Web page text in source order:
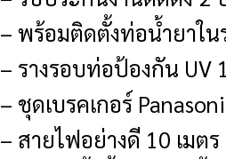
– พร้อมติดตั้งท่อน้ำยาใน
– รางรอบท่อป้องกัน UV
– ชุดเบรคเกอร์
– สายไฟอย่างดี 10 เมตร